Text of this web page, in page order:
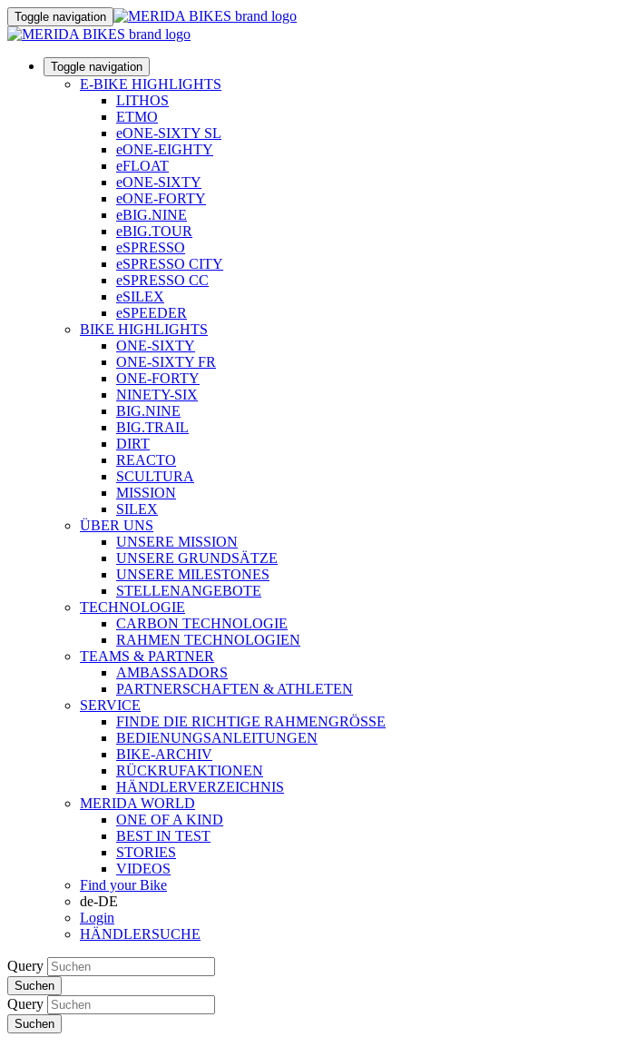
Toggle navigation
Toggle navigation
E-BIKE HIGHLIGHTS
LITHOS
ETMO
eONE-SIXTY SL
eONE-EIGHTY
eFLOAT
eONE-SIXTY
eONE-FORTY
eBIG.NINE
eBIG.TOUR
eSPRESSO
eSPRESSO CITY
eSPRESSO CC
eSILEX
eSPEEDER
BIKE HIGHLIGHTS
ONE-SIXTY
ONE-SIXTY FR
ONE-FORTY
NINETY-SIX
BIG.NINE
BIG.TRAIL
DIRT
REACTO
SCULTURA
MISSION
SILEX
ÜBER UNS
UNSERE MISSION
UNSERE GRUNDSÄTZE
UNSERE MILESTONES
STELLENANGEBOTE
TECHNOLOGIE
CARBON TECHNOLOGIE
RAHMEN TECHNOLOGIEN
TEAMS & PARTNER
AMBASSADORS
PARTNERSCHAFTEN & ATHLETEN
SERVICE
FINDE DIE RICHTIGE RAHMENGRÖSSE
BEDIENUNGSANLEITUNGEN
BIKE-ARCHIV
RÜCKRUFAKTIONEN
HÄNDLERVERZEICHNIS
MERIDA WORLD
ONE OF A KIND
BEST IN TEST
STORIES
VIDEOS
Find your Bike
de-DE
Login
HÄNDLERSUCHE
Query
Suchen
Query
Suchen